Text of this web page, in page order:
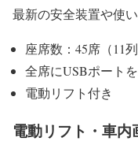
最新の安全装置や使
座席数：45席（11
全席にUSBポート
電動リフト付き
電動リフト・車